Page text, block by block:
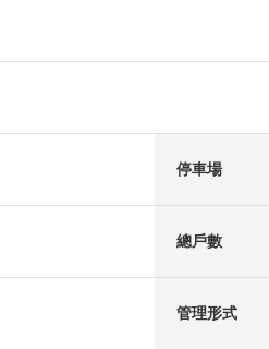
停車場
總戶數
管理形式